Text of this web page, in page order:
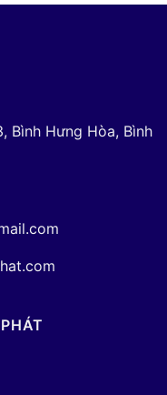
Bình Hưng Hòa, Bình